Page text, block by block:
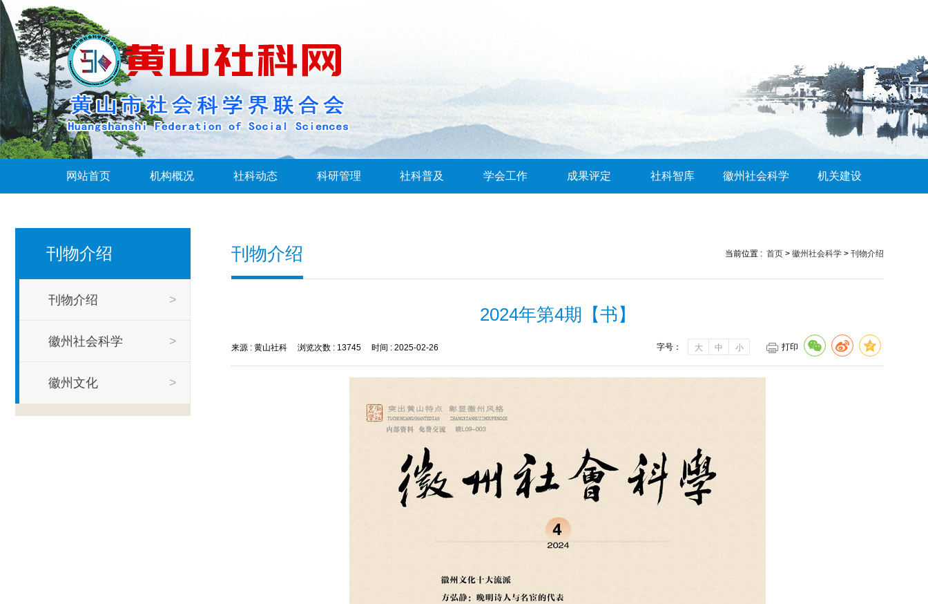
网站首页 机构概况 社科动态 科研管理 社科普及 学会工作 成果评定 社科智库 徽州社会科学 机关建设
刊物介绍
刊物介绍 >
徽州社会科学 >
徽州文化 >
刊物介绍 当前位置 : 首页 >徽州社会科学 >刊物介绍
2024年第4期【书】
来源 :黄山社科 浏览次数 : 13745 时间 :2025-02-26 字号： 大 中 小 打印